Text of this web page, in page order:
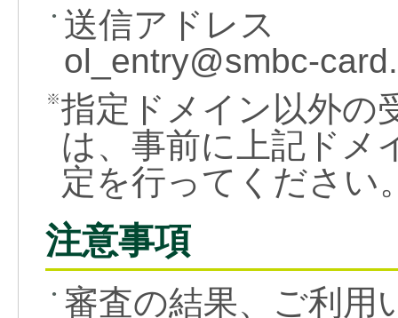
●
送信アドレス
ol_entry@smbc-
※指定ドメイン以外の
は、事前に上記ドメ
定を行ってください
注意事項
●
審査の結果、ご利用